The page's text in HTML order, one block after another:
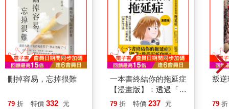
刪掉容易，忘掉很難
79 折 特價 332 元
一本書終結你的拖延症
【漫畫版】：透過「小
行動」打開大腦的行動
79 折 特價 237 元
叛逆
79 折